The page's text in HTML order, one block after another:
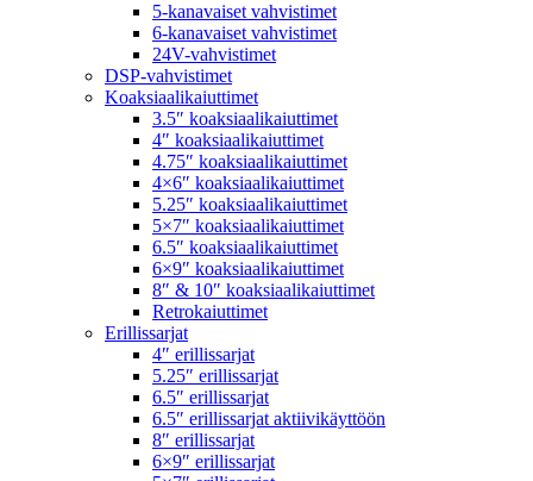
5-kanavaiset vahvistimet
6-kanavaiset vahvistimet
24V-vahvistimet
DSP-vahvistimet
Koaksiaalikaiuttimet
3.5″ koaksiaalikaiuttimet
4″ koaksiaalikaiuttimet
4.75″ koaksiaalikaiuttimet
4×6″ koaksiaalikaiuttimet
5.25″ koaksiaalikaiuttimet
5×7″ koaksiaalikaiuttimet
6.5″ koaksiaalikaiuttimet
6×9″ koaksiaalikaiuttimet
8″ & 10″ koaksiaalikaiuttimet
Retrokaiuttimet
Erillissarjat
4″ erillissarjat
5.25″ erillissarjat
6.5″ erillissarjat
6.5″ erillissarjat aktiivikäyttöön
8″ erillissarjat
6×9″ erillissarjat